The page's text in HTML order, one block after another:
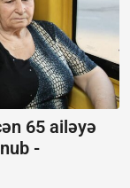
65 ailəyə
-